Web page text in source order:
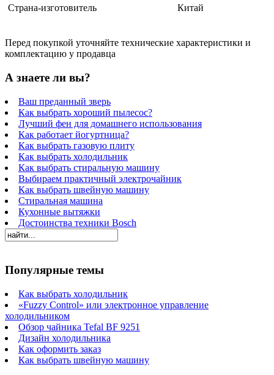
Страна-изготовитель
Китай
Перед покупкой уточняйте технические характеристики и
комплектацию у продавца
А знаете ли вы?
Ваш преданный зверь
Как выбрать хороший пылесос?
Лучший фен для домашнего использования
Как работает йогуртница?
Как выбрать газовую плиту
Как выбрать холодильник
Как выбрать стиральную машину
Выбираем практичный электрочайник
Как выбрать швейную машину
Стиральная машина
Кухонные вытяжки
Достоинства техники Bosch
Популярные темы
Как выбрать холодильник
«Fuzzy Control» или электронное управление
холодильником
Обзор чайника Tefal BF 9251
Дизайн холодильника
Как оформить заказ
Как выбрать швейную машину